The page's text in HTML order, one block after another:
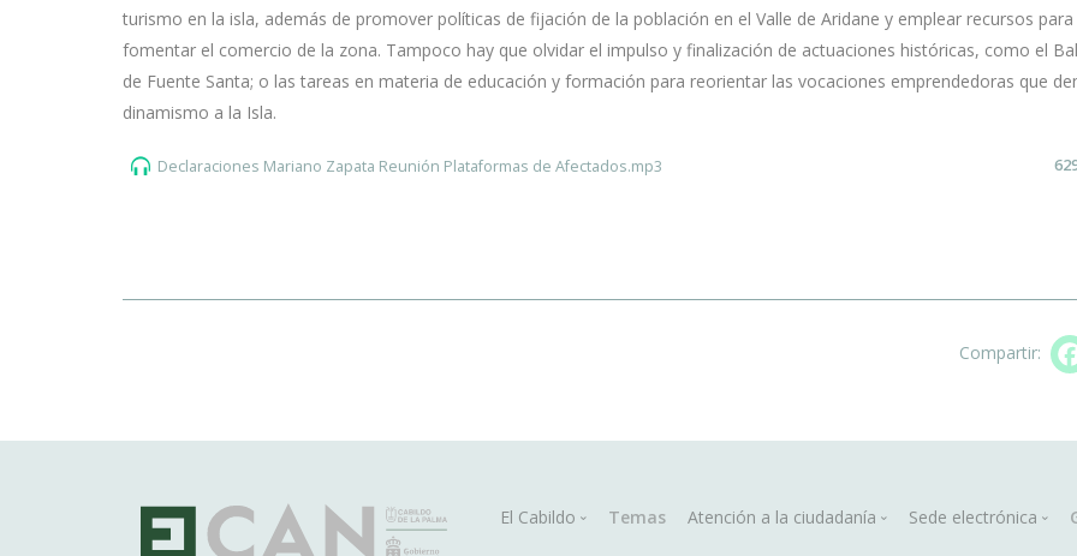
turismo en la isla, además de promover políticas de fijación de la población en el Valle de Aridane y emplear recursos para
fomentar el comercio de la zona. Tampoco hay que olvidar el impulso y finalización de actuaciones históricas, como el
de Fuente Santa; o las tareas en materia de educación y formación para reorientar las vocaciones emprendedoras que
dinamismo a la Isla.
Declaraciones Mariano Zapata Reunión Plataformas de Afectados.mp3
Compartir:
Main
El Cabildo Temas Atención a la ciudadanía Sede electrónica